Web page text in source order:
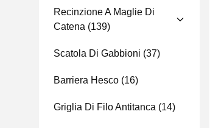
Recinzione A Maglie Di
Catena (139)
Scatola Di Gabbioni (37)
Barriera Hesco (16)
Griglia Di Filo Antitanca (14)